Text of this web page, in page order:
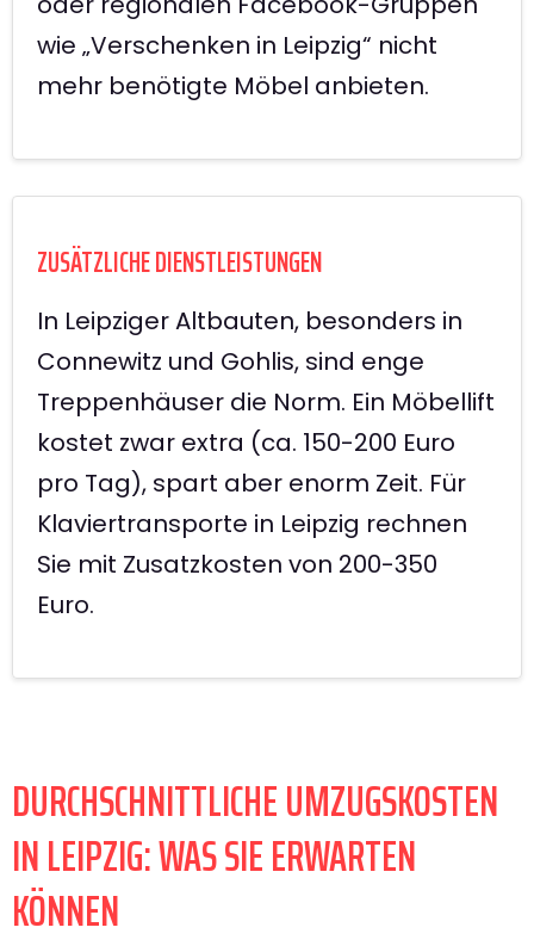
wie „Verschenken in Leipzig“ nicht
mehr benötigte Möbel anbieten.
ZUSÄTZLICHE DIENSTLEISTUNGEN
In Leipziger Altbauten, besonders in
Connewitz und Gohlis, sind enge
Treppenhäuser die Norm. Ein Möbellift
kostet zwar extra (ca. 150-200 Euro
pro Tag), spart aber enorm Zeit. Für
Klaviertransporte in Leipzig rechnen
Sie mit Zusatzkosten von 200-350
Euro.
DURCHSCHNITTLICHE UMZUGSKOSTEN
IN LEIPZIG: WAS SIE ERWARTEN
KÖNNEN